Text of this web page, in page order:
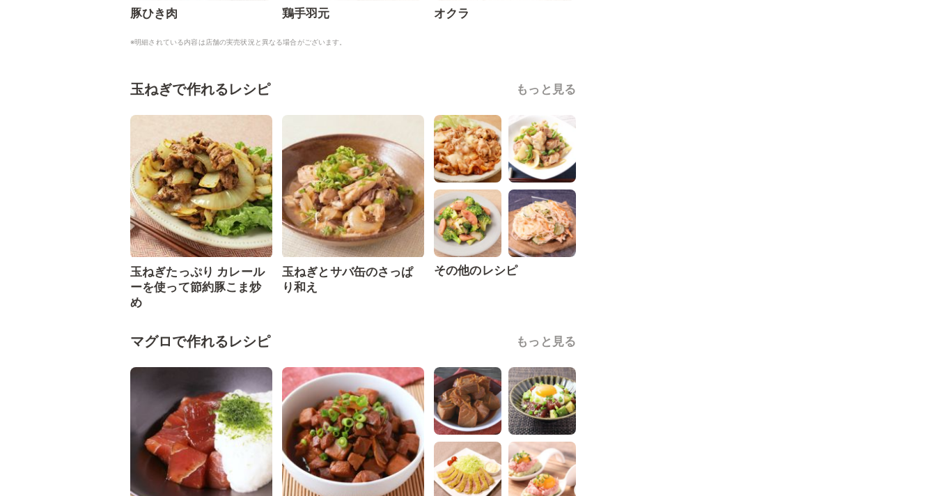
豚ひき肉 鶏手羽元 オクラ
※明細されている内容は店舗の実売状況と異なる場合がございます。
玉ねぎで作れるレシピ もっと見る
玉ねぎたっぷり カレール
ーを使って節約豚こま炒
め
玉ねぎとサバ缶のさっぱ
り和え
その他のレシピ
マグロで作れるレシピ もっと見る